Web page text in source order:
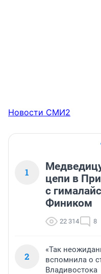
Новости СМИ2
1
цепи в
с
Фиником
22 314 8
2
«Так
вспомнила о
Владивостока